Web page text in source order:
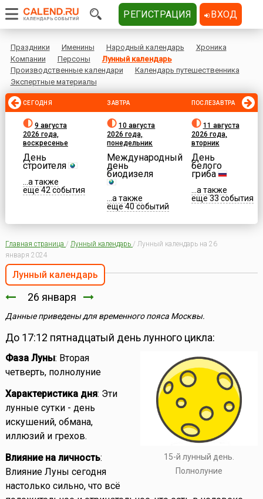
Праздники Именины Народный календарь
Хроника
Компании
Персоны
Лунный календарь
Производственные календари
Календарь путешественника
Экспертные материалы
СЕГОДНЯ
9 августа
2026 года,
воскресенье
День
строителя
...а также
еще 42 события
ЗАВТРА
10 августа
2026 года,
понедельник
Международный
день
биодизеля
...а также
еще 40 событий
ПОСЛЕЗАВТРА
11 августа
2026 года,
вторник
День
белого
гриба
...а также
еще 33 события
Главная страница / Лунный календарь / Лунный календарь на 26
января 2024
Лунный календарь
26 января
Данные приведены для временного пояса Москвы.
До 17:12 пятнадцатый день лунного цикла:
15-й лунный день.
Полнолуние
Фаза Луны: Вторая
четверть, полнолуние
Характеристика дня: Эти
лунные сутки - день
искушений, обмана,
иллюзий и грехов.
Влияние на личность:
Влияние Луны сегодня
настолько сильно, что всё
РЕГИСТРАЦИЯ ВХОД